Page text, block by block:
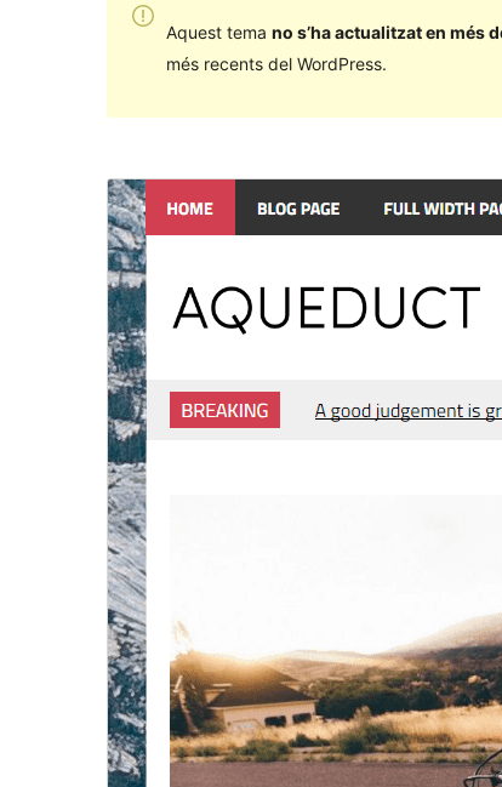
Aquest tema no s’ha actualitzat en més
més recents del WordPress.